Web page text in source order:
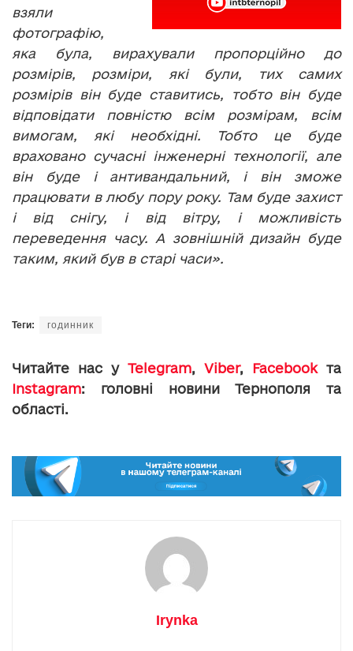
взяли
фотографію,
яка була, вирахували пропорційно до
розмірів, розміри, які були, тих самих
розмірів він буде ставитись, тобто він буде
відповідати повністю всім розмірам, всім
вимогам, які необхідні. Тобто це буде
враховано сучасні інженерні технології, але
він буде і антивандальний, і він зможе
працювати в любу пору року. Там буде захист
і від снігу, і від вітру, і можливість
переведення часу. А зовнішній дизайн буде
таким, який був в старі часи».
Теги: годинник
Читайте нас у Telegram, Viber, Facebookта
Instagram: головні новини Тернополя та
області.
Irynka